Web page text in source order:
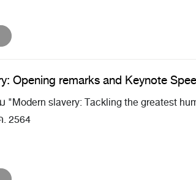
Opening remarks and Keynote
"Modern slavery: Tackling the greatest
2564